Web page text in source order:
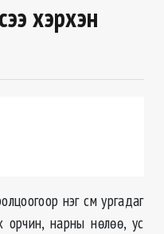
хэрхэн
нэг см ургадаг
орчин, нарны нөлөө, ус